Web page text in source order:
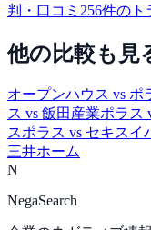
判・口コミ 256件のト
他の比較も見
オープンハウス vs ポ
ス vs 飯田産業ポラス
スポラス vs セキスイ
三井ホーム
N
NegaSearch